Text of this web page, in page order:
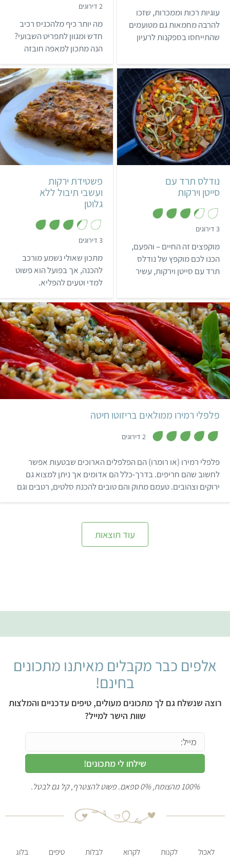
מ
ת
ו
ך
5
עוגיות רכות וממכרות, שזכו
להרבה מחמאות גם מטועמים
שהתייחסו בספקנות לרעיון
קוקוס ותבלינים שמעניקים
להן טעם עשיר. מבוסס על
מתכון מהבלוג Versatile
Vegetarian Kitchen
2 דירוגים
מ
ת
ו
ך
5
מה יותר כיף מלהכניס רכיב
חדש ומגוון לתפריט השבועי?
הנה מתכון למאפה חובזה
להצטרף לטיולי משפחות
בשדות רק בשביל החובזה.
קל אסייתי
נודלס תרד עם
סייטן וירקות
3 דירוגים
.
3
מ
ת
ו
מוקפצים זה החיים – והפעם,
הכנו לכם מוקפץ של נודלס
תרד עם סייטן וירקות, עשיר
שיעשירו לכם את המנה
בצבעים מדהימים!
בינוני 3 שעות ו-55 דקות
6 מנות
פשטידת ירקות
ועשבי תיבול ללא
גלוטן
3 דירוגים
.
3
מ
ת
ו
מתכון שאולי נשמע מורכב
להכנה, אך בפועל הוא פשוט
למדי וטעים להפליא.
בינוני
פלפלי רמירו ממולאים בריזוטו חיטה
2 דירוגים
ך
5
פלפלי רמירו (או רומרו) הם הפלפלים הארוכים שבטעות אפשר
לחשוב שהם חריפים. בדרך-כלל הם אדומים אך ניתן למצוא גם
ירוקים וצהובים. טעמם מתוק והם טובים להכנת סלטים, רטבים וגם
עוד תוצאות
אלפים כבר מקבלים מאיתנו מתכונים
בחינם!
רוצה שנשלח גם לך מתכונים מעולים, טיפים עדכניים והמלצות
שוות הישר למייל?
שילחו לי מתכונים!
100% מהצומח, 0% ספאם. פשוט להצטרף, קל גם לבטל.
לאכול לקנות לקרוא לבלות טיפים בלוג